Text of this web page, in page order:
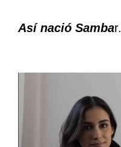
Así nació Sambar.